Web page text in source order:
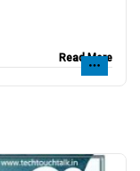
Read More